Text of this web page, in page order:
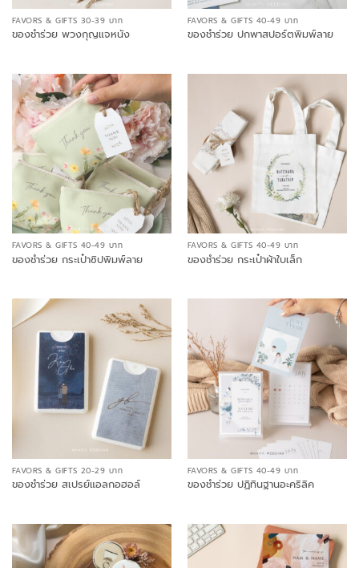
FAVORS & GIFTS 30-39 บาท
ของชำร่วย พวงกุญแจหนัง
FAVORS & GIFTS 40-49 บาท
ของชำร่วย ปกพาสปอร์ตพิมพ์ลาย
FAVORS & GIFTS 40-49 บาท
ของชำร่วย กระเป๋าซิปพิมพ์ลาย
FAVORS & GIFTS 40-49 บาท
ของชำร่วย กระเป๋าผ้าใบเล็ก
FAVORS & GIFTS 20-29 บาท
ของชำร่วย สเปรย์แอลกอฮอล์
FAVORS & GIFTS 40-49 บาท
ของชำร่วย ปฏิทินฐานอะคริลิค